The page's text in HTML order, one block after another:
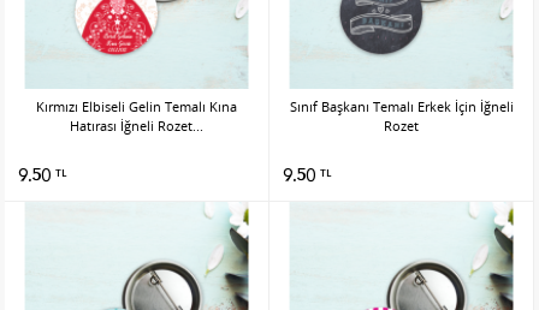
Kırmızı Elbiseli Gelin Temalı Kına
Hatırası İğneli Rozet...
9.50 TL
Sınıf Başkanı Temalı Erkek İçin İğneli
Rozet
9.50 TL